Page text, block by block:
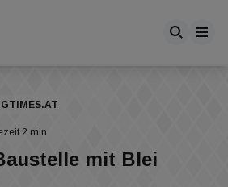
2 min
mit Blei